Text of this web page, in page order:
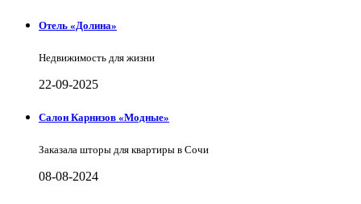
Отель «Долина»
Недвижимость для жизни
22-09-2025
Салон Карнизов «Модные»
Заказала шторы для квартиры в Сочи
08-08-2024